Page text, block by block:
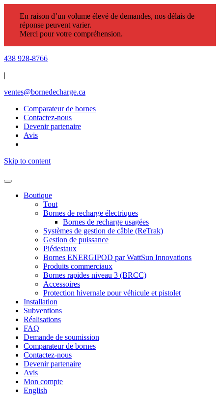
En raison d’un volume élevé de demandes, nos délais de
réponse peuvent varier.
Merci pour votre compréhension.
438 928-8766
|
ventes@bornedecharge.ca
Comparateur de bornes
Contactez-nous
Devenir partenaire
Avis
Skip to content
Boutique
Tout
Bornes de recharge électriques
Bornes de recharge usagées
Systèmes de gestion de câble (ReTrak)
Gestion de puissance
Piédestaux
Bornes ENERGIPOD par WattSun Innovations
Produits commerciaux
Bornes rapides niveau 3 (BRCC)
Accessoires
Protection hivernale pour véhicule et pistolet
Installation
Subventions
Réalisations
FAQ
Demande de soumission
Comparateur de bornes
Contactez-nous
Devenir partenaire
Avis
Mon compte
English